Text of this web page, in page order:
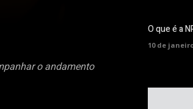
o andamento
O que é a
10 de